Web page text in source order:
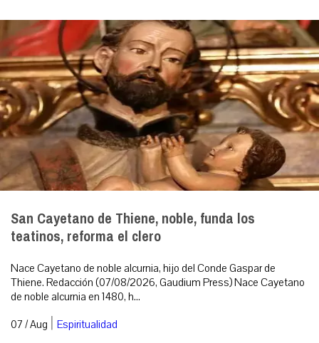
San Cayetano de Thiene, noble, funda los
teatinos, reforma el clero
Nace Cayetano de noble alcurnia, hijo del Conde Gaspar de
Thiene. Redacción (07/08/2026, Gaudium Press) Nace Cayetano
de noble alcurnia en 1480, h...
07 / Aug | Espiritualidad